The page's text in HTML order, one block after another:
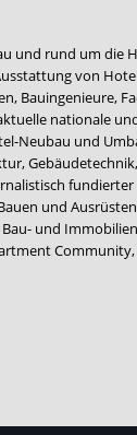
und rund um die
von
Bauingenieure,
nationale
Neubau und
und
und
Community,